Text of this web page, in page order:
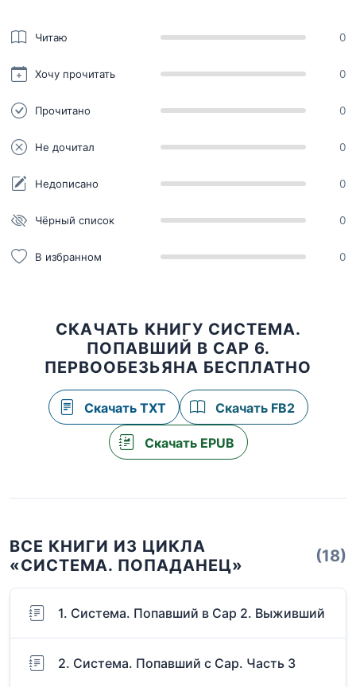
Читаю 0
Хочу прочитать 0
Прочитано 0
Не дочитал 0
Недописано 0
Чёрный список 0
В избранном 0
СКАЧАТЬ КНИГУ СИСТЕМА.
ПОПАВШИЙ В САР 6.
ПЕРВООБЕЗЬЯНА БЕСПЛАТНО
Скачать TXT Скачать FB2
Скачать EPUB
ВСЕ КНИГИ ИЗ ЦИКЛА
«СИСТЕМА. ПОПАДАНЕЦ»
(18)
1. Система. Попавший в Сар 2. Выживший
2. Система. Попавший с Сар. Часть 3